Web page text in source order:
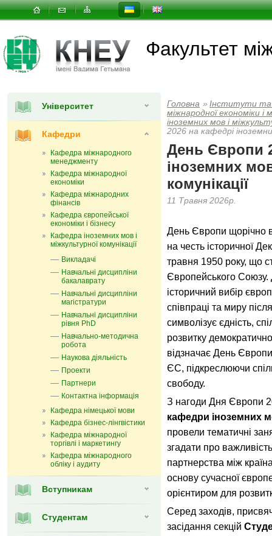
Факультет
Університет
Кафедри
Кафедра міжнародного
менеджменту
Кафедра міжнародної
економіки
Кафедра міжнародних
фінансів
Кафедра європейської
економіки і бізнесу
Кафедра іноземних мов і
міжкультурної комунікації
Викладачі
Навчальні дисципліни
бакалаврату
Навчальні дисципліни
магістратури
Навчальні дисципліни
рівня PhD
Навчально-методична
робота
Наукова діяльність
Проекти
Партнери
Контактна інформація
Кафедра німецької мови
Кафедра бізнес-лінгвістики
Кафедра міжнародної
торгівлі і маркетингу
Кафедра мiжнародного
обліку і аудиту
Вступникам
Студентам
Головна » Інститути
мiжнародної економiки i
іноземних мов і
2026 на кафедрі
День Європи
іноземних
комунікації
11 Травня 2026р.
День Європи щорічно
на честь історичної
травня 1950 року, що
Європейського
історичний вибір
співпраці та миру
символізує єдність,
розвитку
відзначає День
ЄС, підкреслюючи
свободу.
З нагоди Дня Європи
кафедри іноземних
провели тематичні
згадати про
партнерства між
основу сучасної
орієнтиром для
Серед заходів,
засідання секцій